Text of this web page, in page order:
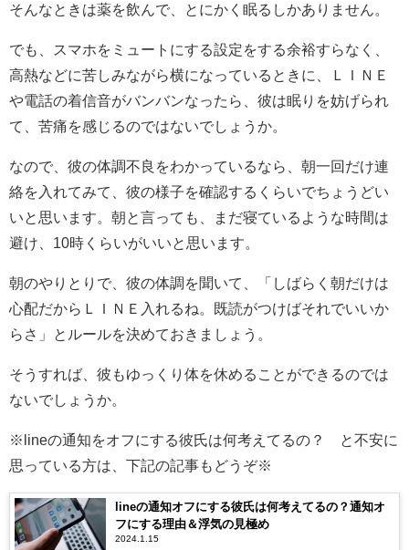
そんなときは薬を飲んで、とにかく眠るしかありません。
でも、スマホをミュートにする設定をする余裕すらなく、
高熱などに苦しみながら横になっているときに、ＬＩＮＥ
や電話の着信音がバンバンなったら、彼は眠りを妨げられ
て、苦痛を感じるのではないでしょうか。
なので、彼の体調不良をわかっているなら、朝一回だけ連
絡を入れてみて、彼の様子を確認するくらいでちょうどい
いと思います。朝と言っても、まだ寝ているような時間は
避け、10時くらいがいいと思います。
朝のやりとりで、彼の体調を聞いて、「しばらく朝だけは
心配だからＬＩＮＥ入れるね。既読がつけばそれでいいか
らさ」とルールを決めておきましょう。
そうすれば、彼もゆっくり体を休めることができるのでは
ないでしょうか。
※lineの通知をオフにする彼氏は何考えてるの？ と不安に
思っている方は、下記の記事もどうぞ※
lineの通知オフにする彼氏は何考えてるの？通知オ
フにする理由＆浮気の見極め
2024.1.15